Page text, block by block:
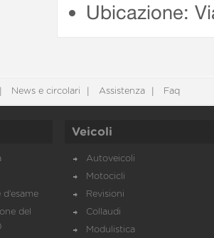
Ubicazione:
News e circolari Assistenza Faq
del
Veicoli
Autoveicoli
Motocicli
Revisioni
Collaudi
Modulistica